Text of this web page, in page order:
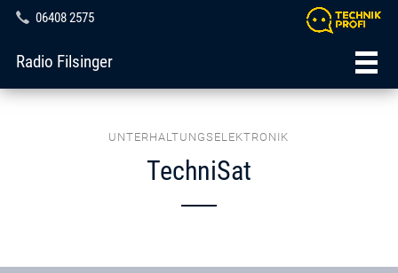
06408 2575
Radio Filsinger
UNTERHALTUNGSELEKTRONIK
TechniSat